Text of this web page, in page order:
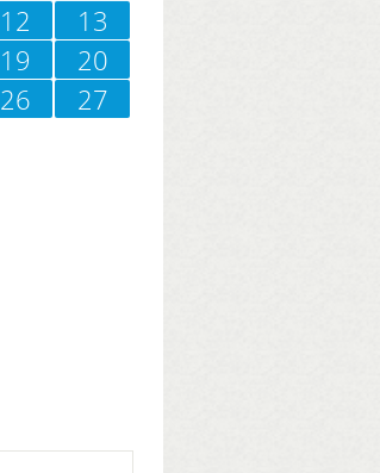
12
13
19
20
26
27